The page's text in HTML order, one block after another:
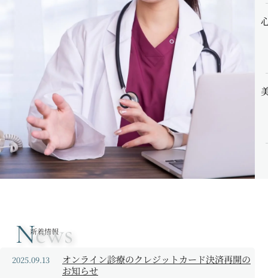
新着情報
News
2025.09.13
オンライン診療のクレジットカード決済再開の
お知らせ